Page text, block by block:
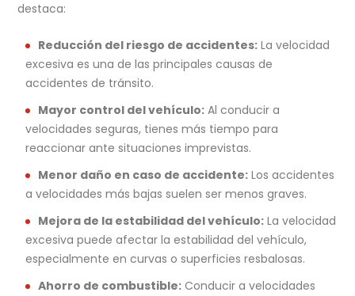
destaca:
Reducción del riesgo de accidentes: La velocidad
excesiva es una de las principales causas de
accidentes de tránsito.
Mayor control del vehículo: Al conducir a
velocidades seguras, tienes más tiempo para
reaccionar ante situaciones imprevistas.
Menor daño en caso de accidente: Los accidentes
a velocidades más bajas suelen ser menos graves.
Mejora de la estabilidad del vehículo: La velocidad
excesiva puede afectar la estabilidad del vehículo,
especialmente en curvas o superficies resbalosas.
Ahorro de combustible: Conducir a velocidades